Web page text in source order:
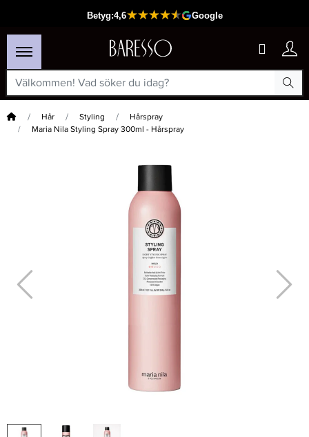
Hem Hår Styling
Hårspray
Maria Nila Styling Spray 300ml - Hårspray